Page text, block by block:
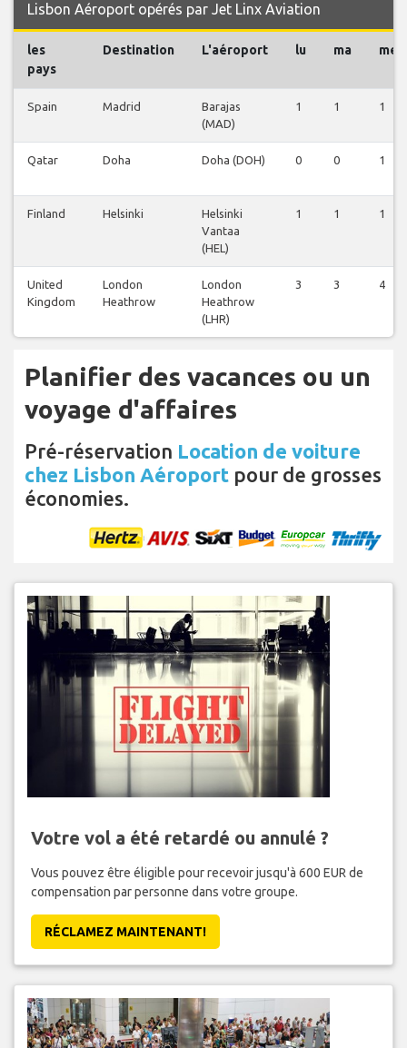
Lisbon Aéroport opérés par Jet Linx Aviation
les
pays
Destination L'aéroport lu ma me
Spain Madrid
Barajas
(MAD)
1 1 1
Qatar Doha Doha (DOH) 0 0 1
Finland Helsinki
Helsinki
Vantaa
(HEL)
1 1 1
United
Kingdom
London
Heathrow
London
Heathrow
(LHR)
3 3 4
Planifier des vacances ou un
voyage d'affaires
Pré-réservation Location de voiture
chez Lisbon Aéroport pour de grosses
économies.
Votre vol a été retardé ou annulé ?
Vous pouvez être éligible pour recevoir jusqu'à 600 EUR de
compensation par personne dans votre groupe.
RÉCLAMEZ MAINTENANT!